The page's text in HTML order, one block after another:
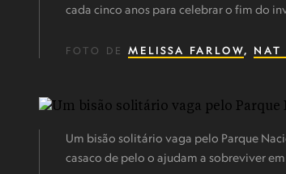
cada cinco anos para celebrar o fim do
FOTO DE MELISSA FARLOW, NAT
Um bisão solitário vaga pelo Parque
casaco de pelo o ajudam a sobreviver